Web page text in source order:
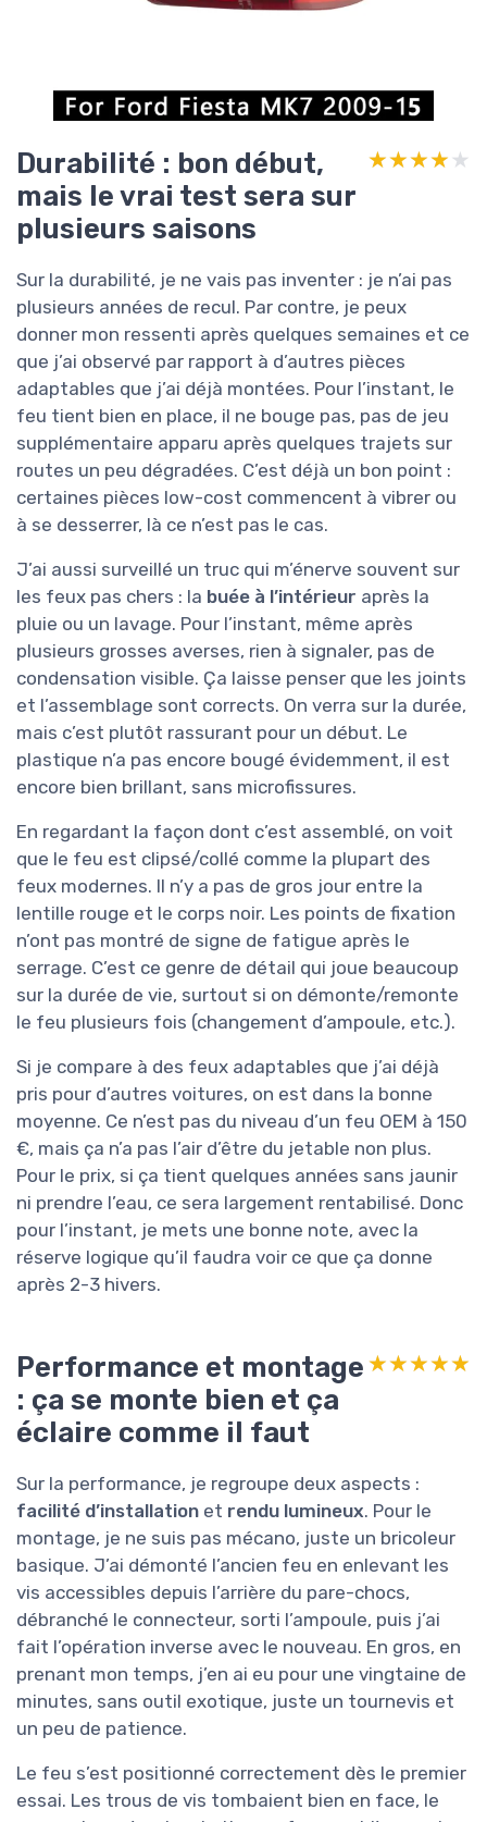
Durabilité : bon début,
mais le vrai test sera sur
plusieurs saisons
★★★★★
★★★★★
Sur la durabilité, je ne vais pas inventer : je n’ai pas
plusieurs années de recul. Par contre, je peux
donner mon ressenti après quelques semaines et ce
que j’ai observé par rapport à d’autres pièces
adaptables que j’ai déjà montées. Pour l’instant, le
feu tient bien en place, il ne bouge pas, pas de jeu
supplémentaire apparu après quelques trajets sur
routes un peu dégradées. C’est déjà un bon point :
certaines pièces low-cost commencent à vibrer ou
à se desserrer, là ce n’est pas le cas.
J’ai aussi surveillé un truc qui m’énerve souvent sur
les feux pas chers : la buée à l’intérieur après la
pluie ou un lavage. Pour l’instant, même après
plusieurs grosses averses, rien à signaler, pas de
condensation visible. Ça laisse penser que les joints
et l’assemblage sont corrects. On verra sur la durée,
mais c’est plutôt rassurant pour un début. Le
plastique n’a pas encore bougé évidemment, il est
encore bien brillant, sans microfissures.
En regardant la façon dont c’est assemblé, on voit
que le feu est clipsé/collé comme la plupart des
feux modernes. Il n’y a pas de gros jour entre la
lentille rouge et le corps noir. Les points de fixation
n’ont pas montré de signe de fatigue après le
serrage. C’est ce genre de détail qui joue beaucoup
sur la durée de vie, surtout si on démonte/remonte
le feu plusieurs fois (changement d’ampoule, etc.).
Si je compare à des feux adaptables que j’ai déjà
pris pour d’autres voitures, on est dans la bonne
moyenne. Ce n’est pas du niveau d’un feu OEM à 150
€, mais ça n’a pas l’air d’être du jetable non plus.
Pour le prix, si ça tient quelques années sans jaunir
ni prendre l’eau, ce sera largement rentabilisé. Donc
pour l’instant, je mets une bonne note, avec la
réserve logique qu’il faudra voir ce que ça donne
après 2-3 hivers.
Performance et montage
: ça se monte bien et ça
éclaire comme il faut
★★★★★
★★★★★
Sur la performance, je regroupe deux aspects :
facilité d’installation et rendu lumineux. Pour le
montage, je ne suis pas mécano, juste un bricoleur
basique. J’ai démonté l’ancien feu en enlevant les
vis accessibles depuis l’arrière du pare-chocs,
débranché le connecteur, sorti l’ampoule, puis j’ai
fait l’opération inverse avec le nouveau. En gros, en
prenant mon temps, j’en ai eu pour une vingtaine de
minutes, sans outil exotique, juste un tournevis et
un peu de patience.
Le feu s’est positionné correctement dès le premier
essai. Les trous de vis tombaient bien en face, le